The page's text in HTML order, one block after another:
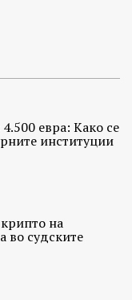
евра: Како се
институции
на
во судските